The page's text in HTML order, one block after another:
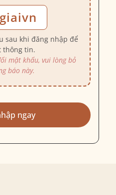
sau khi đăng nhập để
thông tin.
mật khẩu, vui lòng bỏ
báo này.
ngay